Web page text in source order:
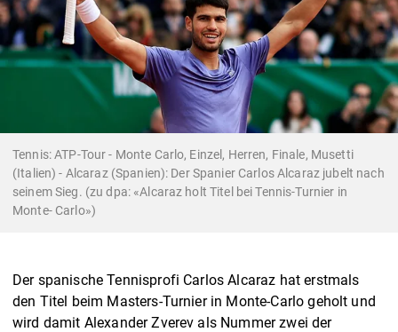
Tennis: ATP-Tour - Monte Carlo, Einzel, Herren, Finale, Musetti
(Italien) - Alcaraz (Spanien): Der Spanier Carlos Alcaraz jubelt nach
seinem Sieg. (zu dpa: «Alcaraz holt Titel bei Tennis-Turnier in
Monte- Carlo»)
Der spanische Tennisprofi Carlos Alcaraz hat erstmals
den Titel beim Masters-Turnier in Monte-Carlo geholt und
wird damit Alexander Zverev als Nummer zwei der